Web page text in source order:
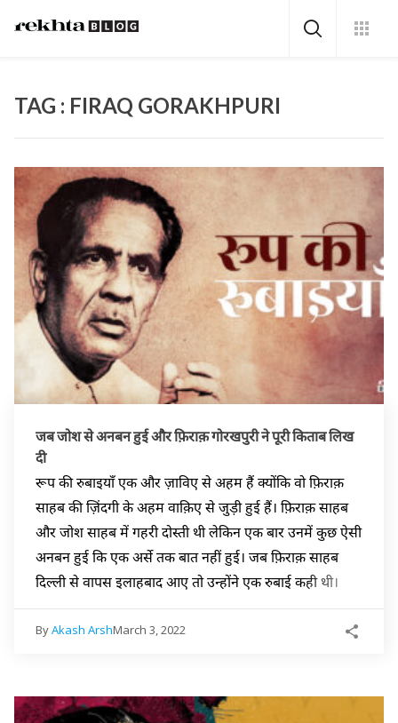
TAG : FIRAQ GORAKHPURI
जब जोश से अनबन हुई और फ़िराक़ गोरखपुरी ने पूरी किताब लिख
दी
रूप की रुबाइयाँ एक और ज़ाविए से अहम हैं क्योंकि वो फ़िराक़
साहब की ज़िंदगी के अहम वाक़िए से जुड़ी हुई हैं। फ़िराक़ साहब
और जोश साहब में गहरी दोस्ती थी लेकिन एक बार उनमें कुछ ऐसी
अनबन हुई कि एक अर्से तक बात नहीं हुई। जब फ़िराक़ साहब
दिल्ली से वापस इलाहबाद आए तो उन्होंने एक रुबाई कही थी।
ByAkash ArshMarch 3, 2022